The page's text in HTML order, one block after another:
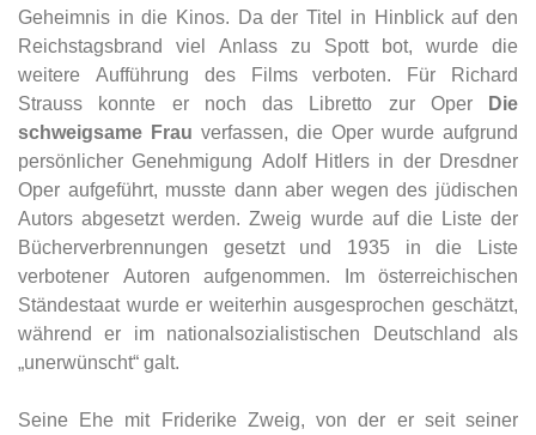
Geheimnis in die Kinos. Da der Titel in Hinblick auf den
Reichstagsbrand viel Anlass zu Spott bot, wurde die
weitere Aufführung des Films verboten. Für Richard
Strauss konnte er noch das Libretto zur Oper
Die
schweigsame Frau verfassen, die Oper wurde aufgrund
persönlicher Genehmigung Adolf Hitlers in der Dresdner
Oper aufgeführt, musste dann aber wegen des jüdischen
Autors abgesetzt werden. Zweig wurde auf die Liste der
Bücherverbrennungen gesetzt und 1935 in die Liste
verbotener Autoren aufgenommen. Im österreichischen
Ständestaat wurde er weiterhin ausgesprochen geschätzt,
während er im nationalsozialistischen Deutschland als
„unerwünscht“ galt.
Seine Ehe mit Friderike Zweig, von der er seit seiner